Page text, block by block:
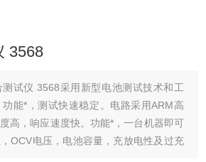
3568
测试仪 3568采用新型电池测试技术和工
能*，测试快速稳定。电路采用ARM高
高，响应速度快。功能*，一台机器即可
OCV电压，电池容量，充放电性及过充